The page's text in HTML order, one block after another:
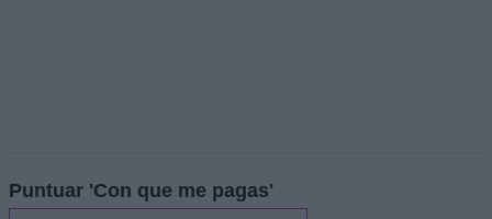
Puntuar 'Con que me pagas'